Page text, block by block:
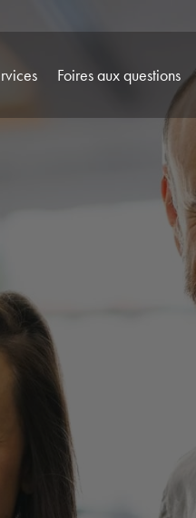
Foires aux questions